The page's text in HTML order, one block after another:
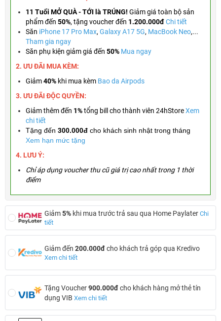
11 Tuổi MỞ QUÀ - TỚI là TRÚNG! Giảm giá toàn bộ sản
phẩm đến 50%, tặng voucher đến 1.200.000đChi tiết
Săn iPhone 17 Pro Max, Galaxy A17 5G, MacBook Neo,...
Tham gia ngay
Săn phụ kiện giảm giá đến 50% Mua ngay
2. ƯU ĐÃI MUA KÈM:
Giảm40% khi mua kèm Bao da Airpods
3. ƯU ĐÃI ĐỘC QUYỀN:
Giảm thêm đến 1%tổng bill cho thành viên 24hStoreXem
chi tiết
Tặng đến 300.000đ cho khách sinh nhật trong tháng
Xem hạn mức tặng
4. LƯU Ý:
Chỉ áp dụng voucher thu cũ giá trị cao nhất trong 1 thời
điểm
Giảm5% khi mua trước trả sau qua Home Paylater Chi
tiết
Giảm đến 200.000đcho khách trả góp qua Kredivo
Xem chi tiết
Tặng Voucher900.000đcho khách hàng mở thẻ tín
dụng VIB Xem chi tiết